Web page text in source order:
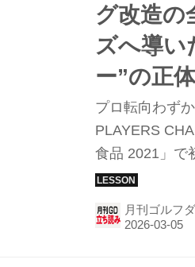
いる。オーガ
世界最高の舞
ィナーの全貌
グ改造の
ズへ導い
ー”の正
プロ転向わず
PLAYERS
食品 2021」で
を突き進むか
いう初優勝時
月刊ゴルフ